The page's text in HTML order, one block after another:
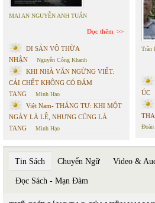
MAI AN NGUYỄN ANH TUẤN
Đọc thêm
DI SẢN VÔ THỪA
NHẬN
Nguyễn Công Khanh
KHI NHÀ VĂN NGỪNG VIẾT:
CÁI CHẾT KHÔNG CÓ ĐÁM
TANG
Minh Hạo
Việt Nam- THÁNG TƯ: KHI MỘT
NGÀY LÀ LỄ, NHƯNG CŨNG LÀ
TANG
Minh Hạo
Trần
ÚC
Đoàn
Tin Sách Chuyển Ngữ Video &
Đọc Sách - Mạn Đàm